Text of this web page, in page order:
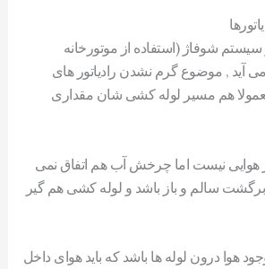
شوفاژ (استفاده از موتورخانه
آید , موضوع گرم نشدن رادیاتور های
هم مسیر لوله کشی شان مقداری
هوایی نیست اما چرخش آب هم اتفاق نمی
سالم و باز باشد و لوله کشی هم گیر
هوا درون لوله ها باشد که باید هوای داخل